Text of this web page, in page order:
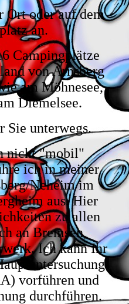
Ort oder auf dem
an.
Campingplätze
von Arnsberg
am Möhnesee,
Diemelsee.
Sie unterwegs.
nicht "mobil"
ich in meiner
Neheim im
aus. Hier
zu allen
an Bremsen,
Ich kann Ihr
vorführen und
durchführen.